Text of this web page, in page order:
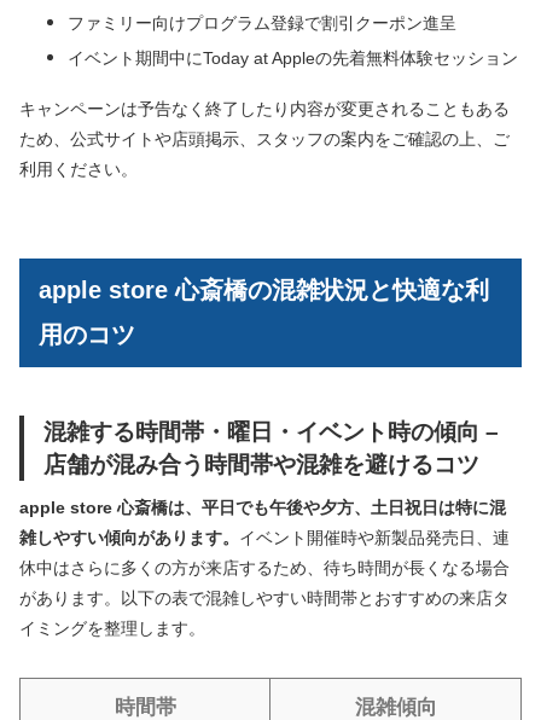
ファミリー向けプログラム登録で割引クーポン進呈
イベント期間中にToday at Appleの先着無料体験セッション
キャンペーンは予告なく終了したり内容が変更されることもある
ため、公式サイトや店頭掲示、スタッフの案内をご確認の上、ご
利用ください。
apple store 心斎橋の混雑状況と快適な利
用のコツ
混雑する時間帯・曜日・イベント時の傾向 –
店舗が混み合う時間帯や混雑を避けるコツ
apple store 心斎橋は、平日でも午後や夕方、土日祝日は特に混
雑しやすい傾向があります。 イベント開催時や新製品発売日、連
休中はさらに多くの方が来店するため、待ち時間が長くなる場合
があります。以下の表で混雑しやすい時間帯とおすすめの来店タ
イミングを整理します。
時間帯 混雑傾向